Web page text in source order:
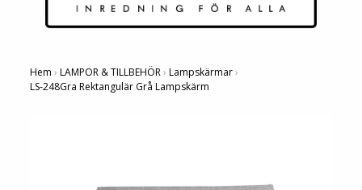
Hem › LAMPOR & TILLBEHÖR› Lampskärmar›
LS-248Gra Rektangulär Grå Lampskärm